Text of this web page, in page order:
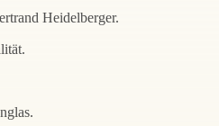
Heidelberger.